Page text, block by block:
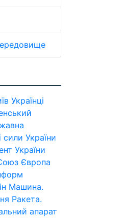
Українці
сили України
України
Європа
Машина.
Ракета.
апарат